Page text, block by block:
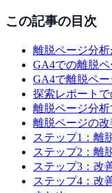
この記事の目次
離脱ページ分
GA4での離脱
GA4で離脱ペ
探索レポート
離脱ページ分
離脱ページの
ステップ1：離
ステップ2：離
ステップ3：改
ステップ4：改